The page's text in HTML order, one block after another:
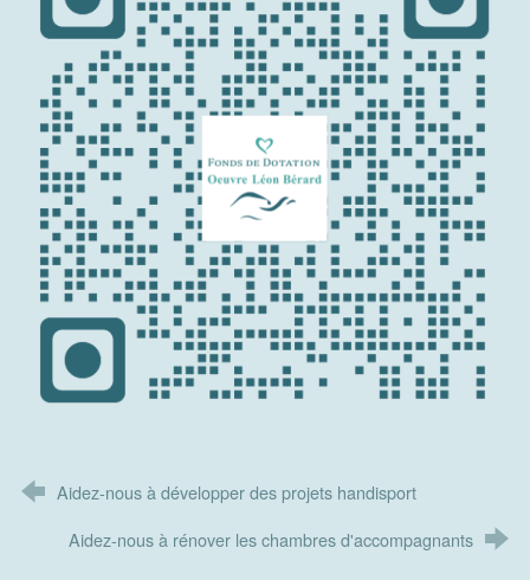
Aidez-nous à développer des projets handisport
Aidez-nous à rénover les chambres d'accompagnants